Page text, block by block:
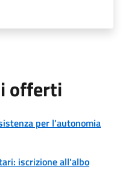
offerti
per l’autonomia
iscrizione all'albo